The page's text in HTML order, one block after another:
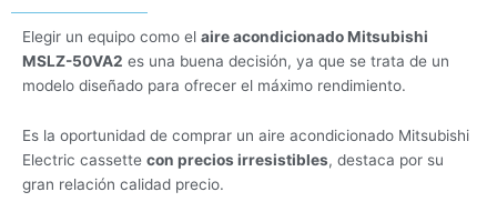
Elegir un equipo como el aire acondicionado Mitsubishi
MSLZ-50VA2 es una buena decisión, ya que se trata de un
modelo diseñado para ofrecer el máximo rendimiento.
Es la oportunidad de comprar un aire acondicionado Mitsubishi
Electric cassette con precios irresistibles, destaca por su
gran relación calidad precio.